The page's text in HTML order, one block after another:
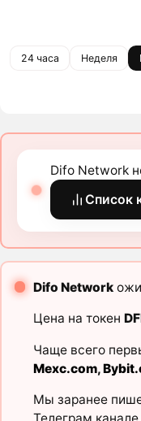
24 часа Неделя
Difo Network
Список
Difo Network
Цена на токен
Чаще всего
Mexc.com,
Мы заранее